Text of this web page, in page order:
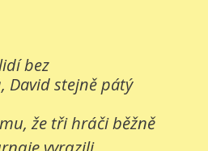
bez
David stejně pátý
že tři hráči běžně